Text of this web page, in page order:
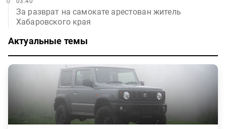
За разврат на самокате арестован житель
Хабаровского края
Актуальные темы